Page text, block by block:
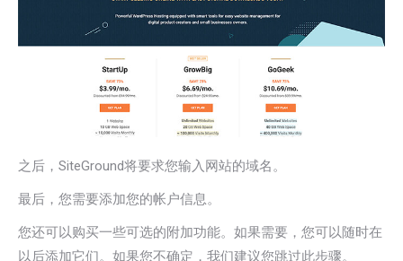
之后，SiteGround将要求您输入网站的域名。
最后，您需要添加您的帐户信息。
您还可以购买一些可选的附加功能。如果需要，您可以随时在
以后添加它们。如果您不确定，我们建议您跳过此步骤。